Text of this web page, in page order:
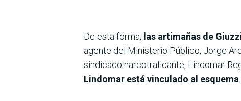
De esta forma, las artimañas de
agente del Ministerio Público, Jorge
sindicado narcotraficante, Lindomar
Lindomar está vinculado al